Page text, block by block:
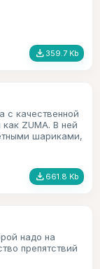
file_download 359.7 Kb
с качественной
ZUMA. В ней
шариками,
file_download 661.8 Kb
надо на
препятствий